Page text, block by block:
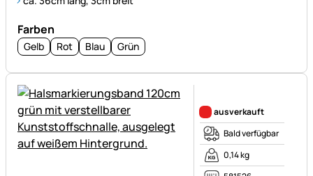
Farben
Gelb Rot Blau Grün
ausverkauft
Bald verfügbar
0,14 kg